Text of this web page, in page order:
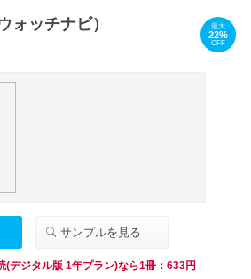
ォッチナビ） 最大
22%
OFF
サンプルを見る
(デジタル版 1年プラン)なら1冊：633円